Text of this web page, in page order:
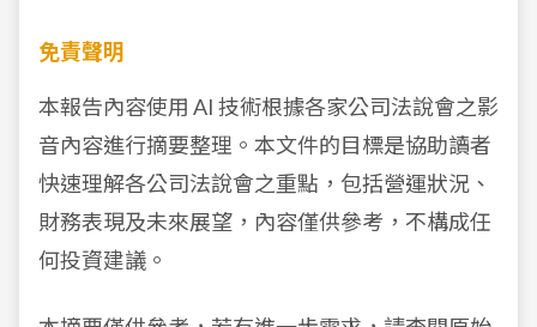
免責聲明
本報告內容使用 AI 技術根據各家公司法說會之影
音內容進行摘要整理。本文件的目標是協助讀者
快速理解各公司法說會之重點，包括營運狀況、
財務表現及未來展望，內容僅供參考，不構成任
何投資建議。